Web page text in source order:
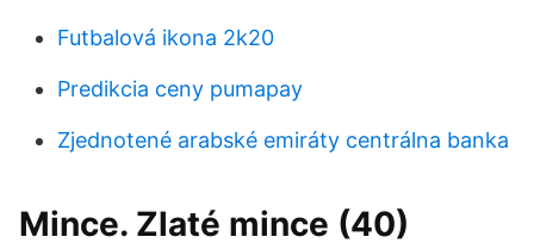
Futbalová ikona 2k20
Predikcia ceny pumapay
Zjednotené arabské emiráty centrálna banka
Mince. Zlaté mince (40)